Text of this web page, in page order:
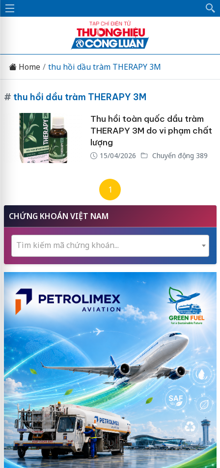
Home thu hồi dầu tràm THERAPY 3M
# thu hồi dầu tràm THERAPY 3M
Thu hồi toàn quốc dầu tràm
THERAPY 3M do vi phạm chất
lượng
15/04/2026 Chuyển động 389
1
CHỨNG KHOÁN VIỆT NAM
Tìm kiếm mã chứng khoán...